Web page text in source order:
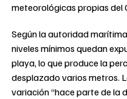
meteorológicas propias del
Según la autoridad
niveles mínimos quedan
playa, lo que produce la
desplazado varios metros.
variación “hace parte de la